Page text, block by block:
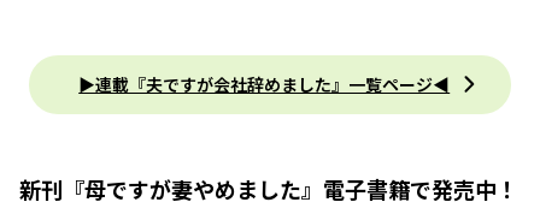
▶連載『夫ですが会社辞めました』一覧ページ◀
新刊『母ですが妻やめました』電子書籍で発売中！